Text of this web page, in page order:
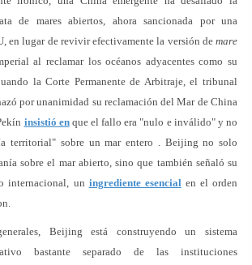
de mares abiertos, ahora sancionada por una
en lugar de revivir efectivamente la versión de mare
al reclamar los océanos adyacentes como su
la Corte Permanente de Arbitraje, el tribunal
por unanimidad su reclamación del Mar de China
insistió enque el fallo era "nulo e inválido" y no
territorial" sobre un mar entero . Beijing no solo
sobre el mar abierto, sino que también señaló su
internacional, un ingrediente esencialen el orden
Beijing está construyendo un sistema
bastante separado de las instituciones